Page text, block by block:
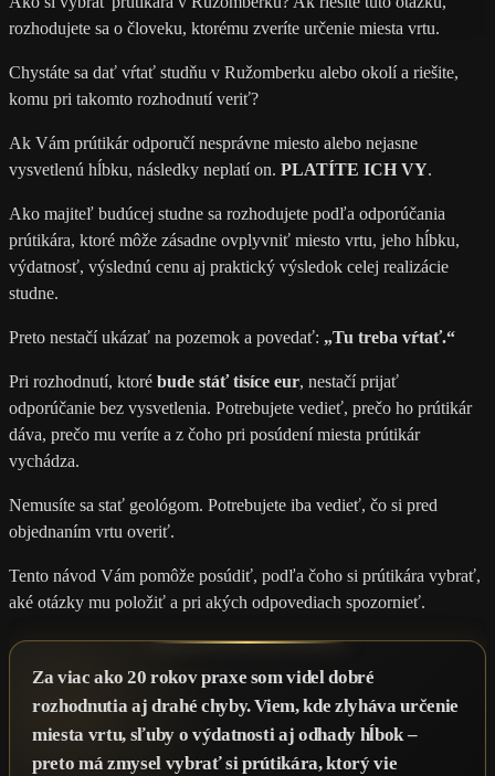
rozhodujete sa o človeku, ktorému zveríte určenie miesta vrtu.
Chystáte sa dať vŕtať studňu v Ružomberku alebo okolí a riešite,
komu pri takomto rozhodnutí veriť?
Ak Vám prútikár odporučí nesprávne miesto alebo nejasne
vysvetlenú hĺbku, následky neplatí on. PLATÍTE ICH VY.
Ako majiteľ budúcej studne sa rozhodujete podľa odporúčania
prútikára, ktoré môže zásadne ovplyvniť miesto vrtu, jeho hĺbku,
výdatnosť, výslednú cenu aj praktický výsledok celej realizácie
studne.
Preto nestačí ukázať na pozemok a povedať: „Tu treba vŕtať.“
Pri rozhodnutí, ktoré bude stáť tisíce eur, nestačí prijať
odporúčanie bez vysvetlenia. Potrebujete vedieť, prečo ho prútikár
dáva, prečo mu veríte a z čoho pri posúdení miesta prútikár
vychádza.
Nemusíte sa stať geológom. Potrebujete iba vedieť, čo si pred
objednaním vrtu overiť.
Tento návod Vám pomôže posúdiť, podľa čoho si prútikára vybrať,
aké otázky mu položiť a pri akých odpovediach spozornieť.
Za viac ako 20 rokov praxe som videl dobré
rozhodnutia aj drahé chyby. Viem, kde zlyháva určenie
miesta vrtu, sľuby o výdatnosti aj odhady hĺbok –
preto má zmysel vybrať si prútikára, ktorý vie